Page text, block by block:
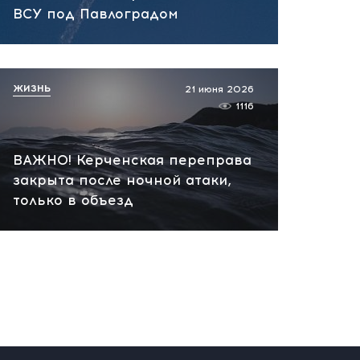
Срочно! Взрывы в Одессе:
охватило пламя
ВСУ под Павлоградом
ВАЖНО! Керченская переправа
закрыта после ночной атаки,
только в объезд
21 июня 2026
1116
ЖИЗНЬ